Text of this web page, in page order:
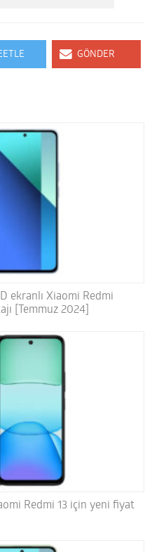
GÖNDER
ekranlı Xiaomi Redmi
[Temmuz 2024]
Redmi 13 için yeni fiyat